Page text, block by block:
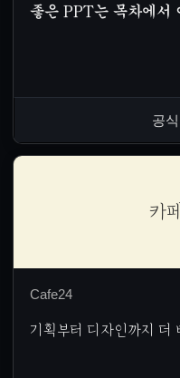
좋은 PPT는 목차에서
공
카
Cafe24
기획부터 디자인까지 더